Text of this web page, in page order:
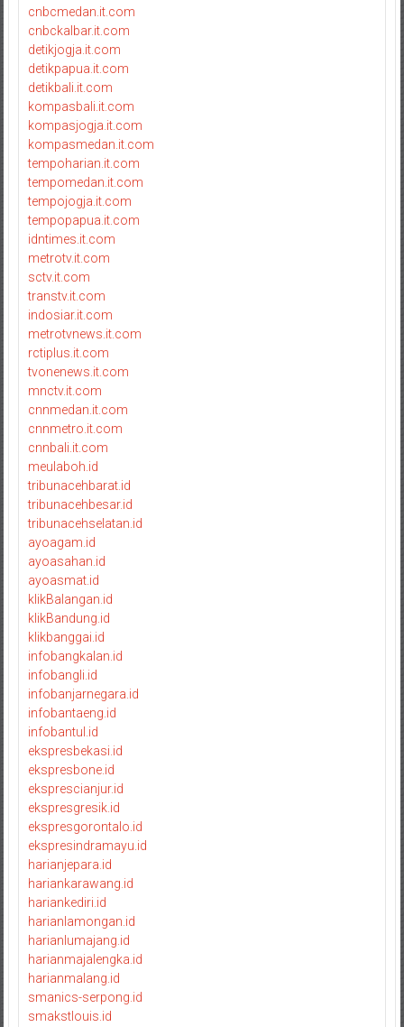
cnbcmedan.it.com
cnbckalbar.it.com
detikjogja.it.com
detikpapua.it.com
detikbali.it.com
kompasbali.it.com
kompasjogja.it.com
kompasmedan.it.com
tempoharian.it.com
tempomedan.it.com
tempojogja.it.com
tempopapua.it.com
idntimes.it.com
metrotv.it.com
sctv.it.com
transtv.it.com
indosiar.it.com
metrotvnews.it.com
rctiplus.it.com
tvonenews.it.com
mnctv.it.com
cnnmedan.it.com
cnnmetro.it.com
cnnbali.it.com
meulaboh.id
tribunacehbarat.id
tribunacehbesar.id
tribunacehselatan.id
ayoagam.id
ayoasahan.id
ayoasmat.id
klikBalangan.id
klikBandung.id
klikbanggai.id
infobangkalan.id
infobangli.id
infobanjarnegara.id
infobantaeng.id
infobantul.id
ekspresbekasi.id
ekspresbone.id
eksprescianjur.id
ekspresgresik.id
ekspresgorontalo.id
ekspresindramayu.id
harianjepara.id
hariankarawang.id
hariankediri.id
harianlamongan.id
harianlumajang.id
harianmajalengka.id
harianmalang.id
smanics-serpong.id
smakstlouis.id